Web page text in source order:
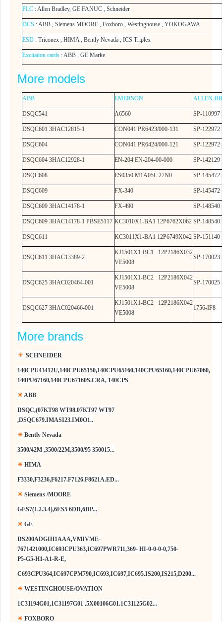
PLC : Allen Bradley, GE FANUC , Schneider
DCS : ABB , Siemens MOORE , Foxboro , Westinghouse , YOKOGAWA
ESD : Triconex , HIMA , Bently Nevada , ICS Triplex
Excitation cards : ABB , GE Marke
More models
ABB EMERSON ALLEN-
DSQC541 A6560 SP-110997
DSQC601 3HAC12815-1 CON041 PR6423/000-131 SP-122972
DSQC604 CON041 PR6424/000-121 SP-122972
DSQC604 3HAC12928-1 EN-204 EN-204-00-000 SP-142129
DSQC608 ES0350.M1A05L.27N0 SP-145472
DSQC609 FX-340 SP-145472
DSQC609 3HAC14178-1 FX-490 SP-148540
DSQC609 3HAC14178-1 PBSE5117 KC3010X1-BA1 12P6762X062 SP-148540
DSQC611 KC3011X1-BA1 12P6749X042 SP-151140
DSQC611 3HAC13389-2
KJ1501X1-BC1 12P2186X032
VE5008
SP-170023
DSQC625 3HAC020464-001
KJ1501X1-BC2 12P2186X042
VE5008
SP-170025
DSQC627 3HAC020466-001
KJ1501X1-BC2 12P2186X042
VE5008
1756-IF8
More brands
☀ SCHNEIDER
140CPU43412U,140CPU65150,140CPU65160,140CPU65160,140CPU67060,
140PU67160,140CPU67160S.CRA, 140CPS
☀ABB
DSQC,(07KT98 WT98.07KT97 WT97
,DSQC679.IMASI23.IM0O1..
☀ Bently Nevada
3500/42M ,3500/22M,3500/95 350015...
☀ HIMA
F3330,F3236,F6217.F7126.F8621A.ED...
☀ Siemens /MOORE
GES7(1.2.3.4),6ES5 6DD,6DP...
☀ GE
DS200ADGIH1AAA,VMIVME-
7671421000,IC693CPU363,IC697PWR711,369- HI-0-0-0-0,750-
P5-G5-H1-A1-R-E,
C693CPU364,IC697CPM790,IC693,IC697,IC695.IS200,IS215,D200...
☀ WESTINGHOUSE/OVATION
1C31194G01,1C31197G01 .5X00106G01.1C31125G02...
☀ FOXBORO